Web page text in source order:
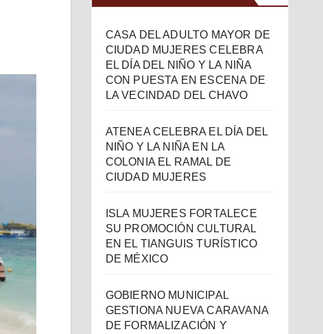
CASA DEL ADULTO MAYOR DE
CIUDAD MUJERES CELEBRA
EL DÍA DEL NIÑO Y LA NIÑA
CON PUESTA EN ESCENA DE
LA VECINDAD DEL CHAVO
ATENEA CELEBRA EL DÍA DEL
NIÑO Y LA NIÑA EN LA
COLONIA EL RAMAL DE
CIUDAD MUJERES
ISLA MUJERES FORTALECE
SU PROMOCIÓN CULTURAL
EN EL TIANGUIS TURÍSTICO
DE MÉXICO
GOBIERNO MUNICIPAL
GESTIONA NUEVA CARAVANA
DE FORMALIZACIÓN Y